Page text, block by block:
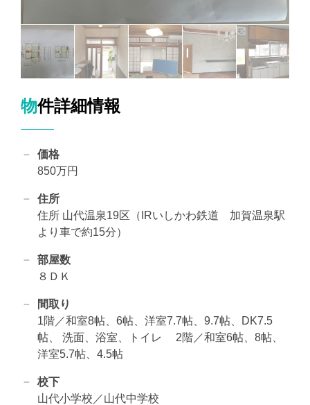
物件詳細情報
価格
850万円
住所
住所 山代温泉19区（IRいしかわ鉄道 加賀温泉駅
より車で約15分）
部屋数
８ＤＫ
間取り
1階／和室8帖、6帖、洋室7.7帖、9.7帖、DK7.5
帖、 洗面、浴室、トイレ 2階／和室6帖、8帖、
洋室5.7帖、4.5帖
校下
山代小学校／山代中学校